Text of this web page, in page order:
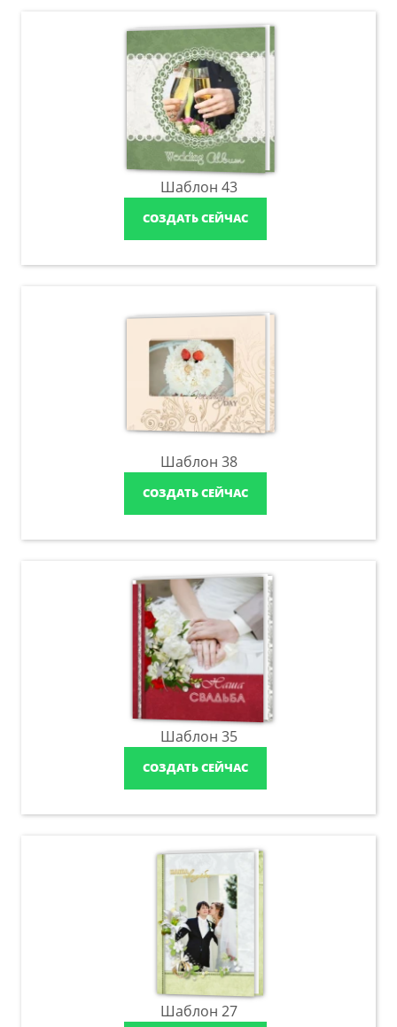
Шаблон 43
СОЗДАТЬ СЕЙЧАС
Шаблон 38
СОЗДАТЬ СЕЙЧАС
Шаблон 35
СОЗДАТЬ СЕЙЧАС
Шаблон 27